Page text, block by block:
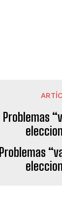
Problemas